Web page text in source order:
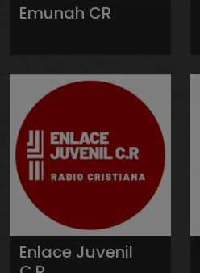
Emunah CR
Enlace Juvenil